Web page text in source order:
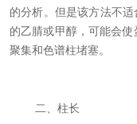
的分析。但是该方法不
的乙腈或甲醇，可能会
聚集和色谱柱堵塞。
二、柱长